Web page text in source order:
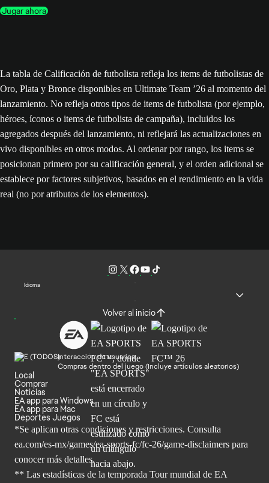
Jugar ahora
La tabla de Calificación de futbolista refleja los items de futbolistas de
Oro, Plata y Bronce disponibles en Ultimate Team ’26 al momento del
lanzamiento. No refleja otros tipos de items de futbolista (por ejemplo,
héroes, íconos o items de futbolista de campaña), incluidos los
agregados después del lanzamiento, ni reflejará las actualizaciones en
vivo disponibles en otros modos. Al ordenar por rango, los items se
posicionan primero por su calificación general, y el orden adicional se
establece por factores subjetivos, basados en el rendimiento en la vida
real (no por atributos de los elementos).
Idioma
Volver al inicio
Interacción de usuarios
Compras dentro del juego (Incluye artículos aleatorios)
Local
Comprar
Noticias
EA app para Windows
EA app para Mac
Deportes Juegos
*Se aplican otras condiciones y restricciones. Consulta
ea.com/es-mx/games/ea-sports-fc/fc-26/game-disclaimers para
conocer más detalles.
** Las estadísticas de la temporada Tour mundial de EA